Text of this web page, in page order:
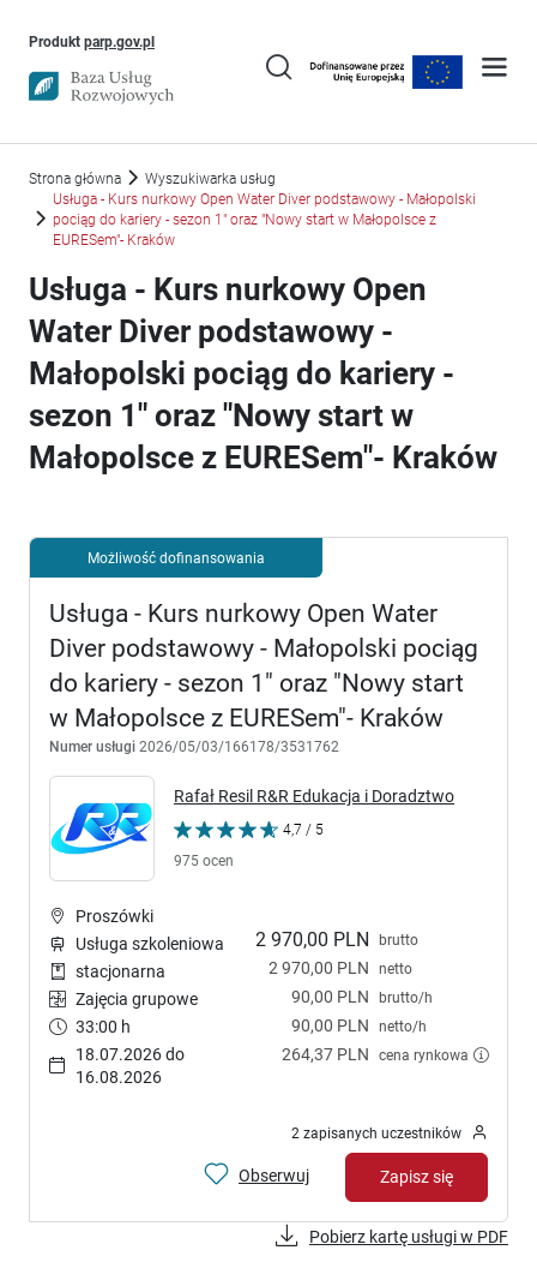
Produkt parp.gov.plUwaga, link otworzy się w nowym oknie
Strona główna
Wyszukiwarka usług
Usługa - Kurs nurkowy Open Water Diver podstawowy - Małopolski
pociąg do kariery - sezon 1" oraz "Nowy start w Małopolsce z
EURESem"- Kraków
Usługa - Kurs nurkowy Open
Water Diver podstawowy -
Małopolski pociąg do kariery -
sezon 1" oraz "Nowy start w
Małopolsce z EURESem"- Kraków
Możliwość dofinansowania
Usługa - Kurs nurkowy Open Water
Diver podstawowy - Małopolski pociąg
do kariery - sezon 1" oraz "Nowy start
w Małopolsce z EURESem"- Kraków
Numer usługi 2026/05/03/166178/3531762
Rafał Resil R&R Edukacja i Doradztwo
4,7 / 5
975 ocen
2 970,00 PLN brutto
2 970,00 PLN netto
90,00 PLN brutto/h
90,00 PLN netto/h
264,37 PLN cena rynkowa
Proszówki
Usługa szkoleniowa
stacjonarna
Zajęcia grupowe
33:00 h
18.07.2026 do
16.08.2026
2 zapisanych uczestników
Obserwuj Zapisz się
Pobierz kartę usługi w PDF